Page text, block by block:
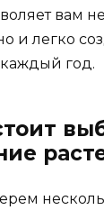
вам
и легко
год.